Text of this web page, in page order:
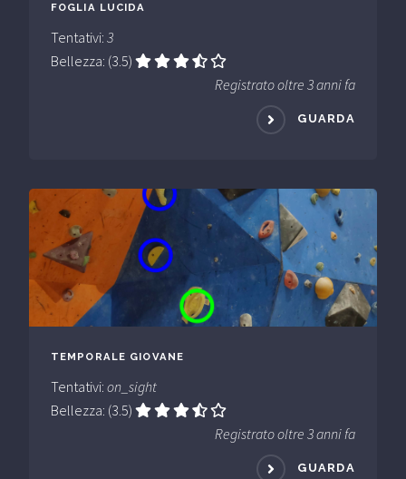
FOGLIA LUCIDA
Tentativi: 3
Bellezza: (3.5)
Registrato oltre 3 anni fa
GUARDA
TEMPORALE GIOVANE
Tentativi: on_sight
Bellezza: (3.5)
Registrato oltre 3 anni fa
GUARDA